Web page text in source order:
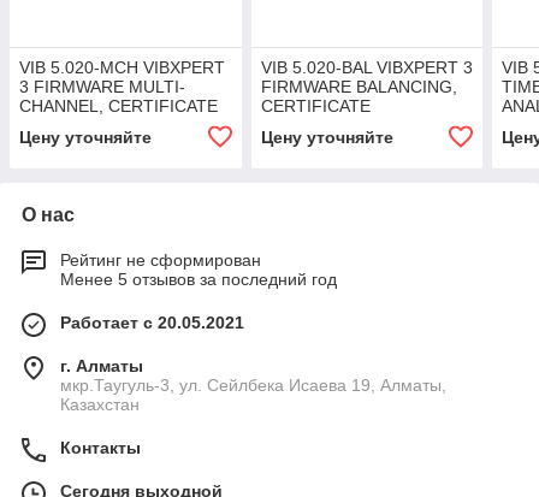
VIB 5.020-MCH VIBXPERT
3 FIRMWARE MULTI-
CHANNEL, CERTIFICATE
Цену уточняйте
VIB 5.020-BAL VIBXPERT 3
FIRMWARE BALANCING,
CERTIFICATE
Цену уточняйте
VIB
О нас
Рейтинг не сформирован
Менее 5 отзывов за последний год
Работает с 20.05.2021
г. Алматы
мкр.Таугуль-3, ул. Сейлбека Исаева 19, Алматы,
Казахстан
Контакты
Сегодня выходной